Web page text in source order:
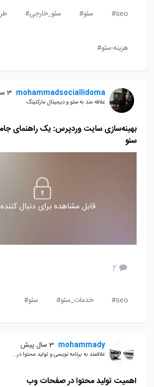
seo# سئو# سئو_خارجی#
هزینه-سئو#
mohammadsociallidoma 3 سال پیش
علاقه مند به سئو و دیجیتال مارکتینگ
بهینه‌سازی سایت وردپرس: یک راهنمای
سئو
قابل مشاهده برای دنبال
2
seo# خدمات_سئو# سئو#
mohammady 3 سال پیش
علاقمند به برنامه نویسی و تولید محتوا در...
اهمیت تولید محتوا در صفحات وب